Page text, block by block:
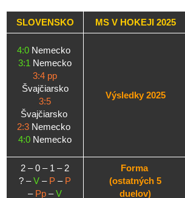
SLOVENSKO MS V HOKEJI 2025
4:0 Nemecko
3:1 Nemecko
3:4 pp
Švajčiarsko
3:5
Švajčiarsko
2:3 Nemecko
4:0 Nemecko
Výsledky 2025
2 – 0 – 1 – 2
? –V – P – P
– Pp –V
Forma
(ostatných 5
duelov)